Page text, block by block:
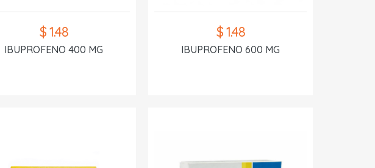
$ 1.48
IBUPROFENO 400 MG
$ 1.48
IBUPROFENO 600 MG